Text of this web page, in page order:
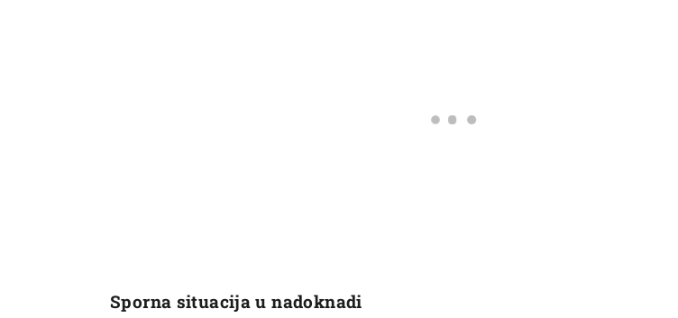
Sporna situacija u nadoknadi